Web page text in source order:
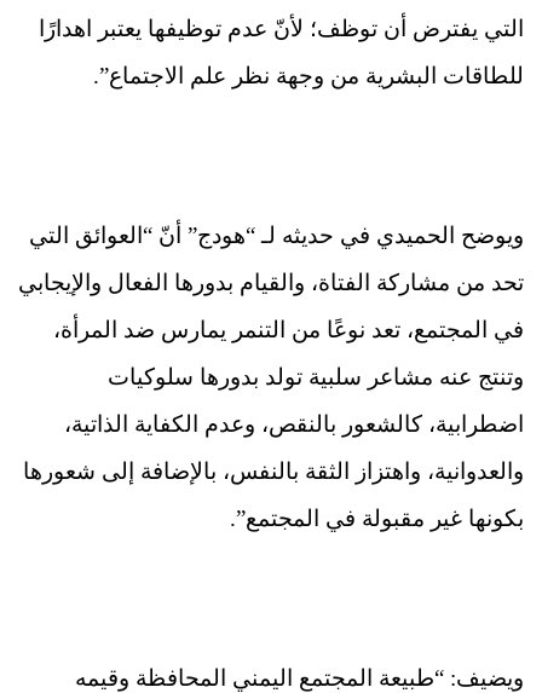
التي يفترض أن توظف؛ لأنّ عدم توظيفها يعتبر اهدارًا
للطاقات البشرية من وجهة نظر علم الاجتماع”.
ويوضح الحميدي في حديثه لـ “هودج” أنّ “العوائق التي
تحد من مشاركة الفتاة، والقيام بدورها الفعال والإيجابي
في المجتمع، تعد نوعًا من التنمر يمارس ضد المرأة،
وتنتج عنه مشاعر سلبية تولد بدورها سلوكيات
اضطرابية، كالشعور بالنقص، وعدم الكفاية الذاتية،
والعدوانية، واهتزاز الثقة بالنفس، بالإضافة إلى شعورها
بكونها غير مقبولة في المجتمع”.
ويضيف: “طبيعة المجتمع اليمني المحافظة وقيمه